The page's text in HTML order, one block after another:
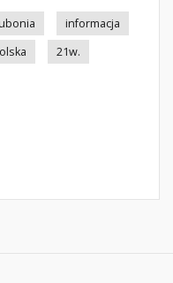
informacja
21w.